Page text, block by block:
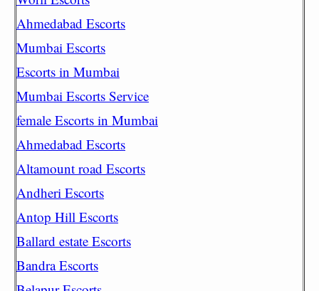
Ahmedabad Escorts
Mumbai Escorts
Escorts in Mumbai
Mumbai Escorts Service
female Escorts in Mumbai
Ahmedabad Escorts
Altamount road Escorts
Andheri Escorts
Antop Hill Escorts
Ballard estate Escorts
Bandra Escorts